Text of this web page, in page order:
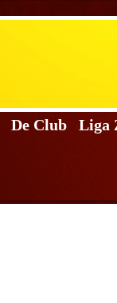
De Club Liga